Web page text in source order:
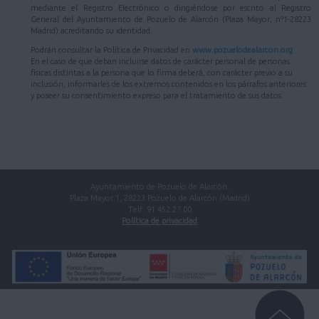
mediante el Registro Electrónico o dirigiéndose por escrito al Registro
General del Ayuntamiento de Pozuelo de Alarcón (Plaza Mayor, nº1-28223
Madrid) acreditando su identidad.
Podrán consultar la Política de Privacidad en www.pozuelodealarcon.org
En el caso de que deban incluirse datos de carácter personal de personas
físicas distintas a la persona que lo firma deberá, con carácter previo a su
inclusión, informarles de los extremos contenidos en los párrafos anteriores
y poseer su consentimiento expreso para el tratamiento de sus datos.
Ayuntamiento de Pozuelo de Alarcón.
Plaza Mayor 1, 28223 Pozuelo de Alarcón (Madrid)
Telf. 91 452 27 00
Política de privacidad